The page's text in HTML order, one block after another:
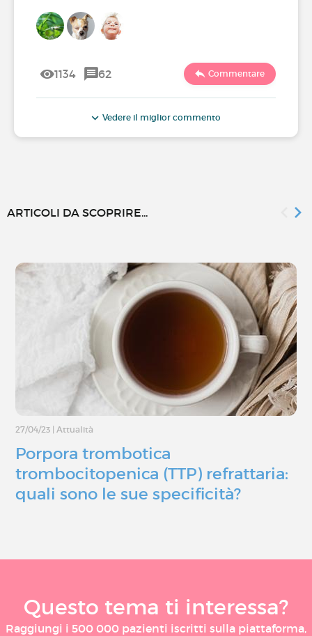
1134 62 Commentare
Vedere il miglior commento
ARTICOLI DA SCOPRIRE...
27/04/23 | Attualità
Porpora trombotica
trombocitopenica (TTP) refrattaria:
quali sono le sue specificità?
Questo tema ti interessa?
Raggiungi i 500 000 pazienti iscritti sulla piattaforma,